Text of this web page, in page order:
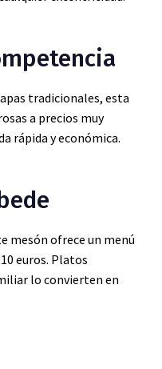
tradicionales, esta
a precios muy
rápida y económica.
mesón ofrece un menú
euros. Platos
lo convierten en